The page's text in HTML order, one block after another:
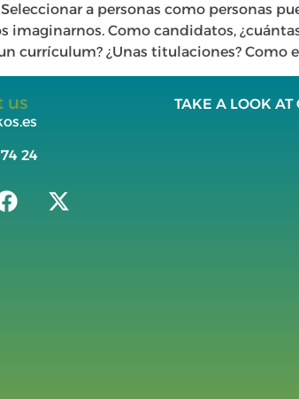
a personas como personas
Como candidatos,
¿Unas titulaciones? Como
us
24
TAKE A LOOK AT